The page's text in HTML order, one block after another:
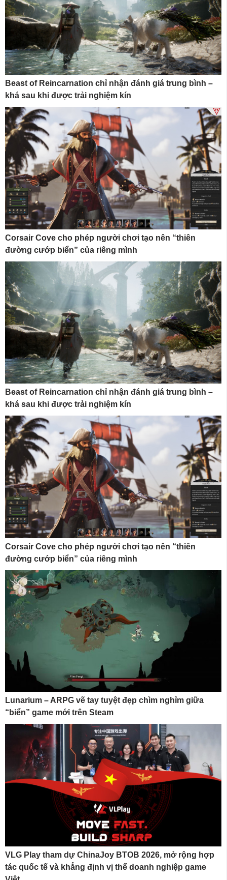
Beast of Reincarnation chỉ nhận đánh giá trung bình –
khá sau khi được trải nghiệm kín
Corsair Cove cho phép người chơi tạo nên “thiên
đường cướp biển” của riêng mình
Beast of Reincarnation chỉ nhận đánh giá trung bình –
khá sau khi được trải nghiệm kín
Corsair Cove cho phép người chơi tạo nên “thiên
đường cướp biển” của riêng mình
Lunarium – ARPG vẽ tay tuyệt đẹp chìm nghỉm giữa
“biển” game mới trên Steam
VLG Play tham dự ChinaJoy BTOB 2026, mở rộng hợp
tác quốc tế và khẳng định vị thế doanh nghiệp game